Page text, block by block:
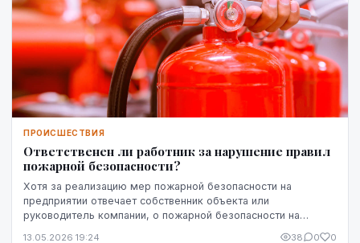
ПРОИСШЕСТВИЯ
Ответственен ли работник за нарушение правил
пожарной безопасности?
Хотя за реализацию мер пожарной безопасности на
предприятии отвечает собственник объекта или
руководитель компании, о пожарной безопасности на
13.05.2026 19:24 38 0 0